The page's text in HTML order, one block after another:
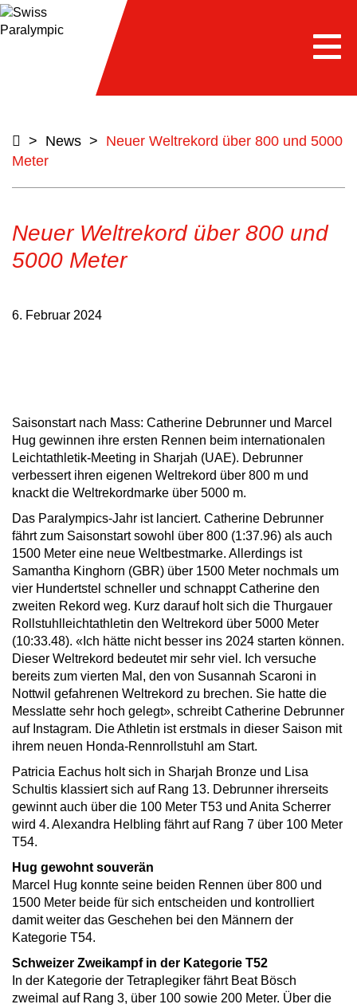
> News > Neuer Weltrekord über 800 und 5000
Meter
Neuer Weltrekord über 800 und
5000 Meter
6. Februar 2024
Saisonstart nach Mass: Catherine Debrunner und Marcel
Hug gewinnen ihre ersten Rennen beim internationalen
Leichtathletik-Meeting in Sharjah (UAE). Debrunner
verbessert ihren eigenen Weltrekord über 800 m und
knackt die Weltrekordmarke über 5000 m.
Das Paralympics-Jahr ist lanciert. Catherine Debrunner
fährt zum Saisonstart sowohl über 800 (1:37.96) als auch
1500 Meter eine neue Weltbestmarke. Allerdings ist
Samantha Kinghorn (GBR) über 1500 Meter nochmals um
vier Hundertstel schneller und schnappt Catherine den
zweiten Rekord weg. Kurz darauf holt sich die Thurgauer
Rollstuhlleichtathletin den Weltrekord über 5000 Meter
(10:33.48). «Ich hätte nicht besser ins 2024 starten können.
Dieser Weltrekord bedeutet mir sehr viel. Ich versuche
bereits zum vierten Mal, den von Susannah Scaroni in
Nottwil gefahrenen Weltrekord zu brechen. Sie hatte die
Messlatte sehr hoch gelegt», schreibt Catherine Debrunner
auf Instagram. Die Athletin ist erstmals in dieser Saison mit
ihrem neuen Honda-Rennrollstuhl am Start.
Patricia Eachus holt sich in Sharjah Bronze und Lisa
Schultis klassiert sich auf Rang 13. Debrunner ihrerseits
gewinnt auch über die 100 Meter T53 und Anita Scherrer
wird 4. Alexandra Helbling fährt auf Rang 7 über 100 Meter
T54.
Hug gewohnt souverän
Marcel Hug konnte seine beiden Rennen über 800 und
1500 Meter beide für sich entscheiden und kontrolliert
damit weiter das Geschehen bei den Männern der
Kategorie T54.
Schweizer Zweikampf in der Kategorie T52
In der Kategorie der Tetraplegiker fährt Beat Bösch
zweimal auf Rang 3, über 100 sowie 200 Meter. Über die